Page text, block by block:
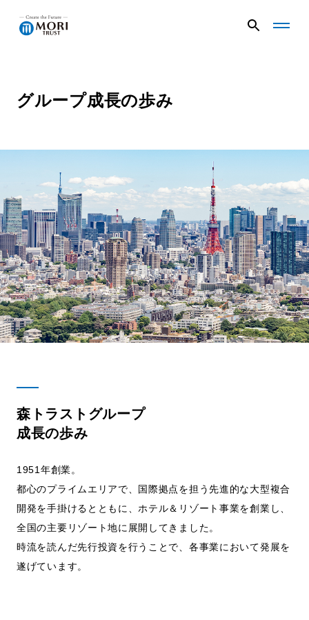
G
v
ュ
ー
を
開
く
G
v
ュ
ー
を
閉
じ
る
企業情報
ニュース
事業内容
プロジェクト
サステナビリティ
日本語 English
グループ成長の歩み
森トラストグループ
成長の歩み
1951年創業。
都心のプライムエリアで、国際拠点を担う先進的な大型複合
開発を手掛けるとともに、ホテル＆リゾート事業を創業し、
全国の主要リゾート地に展開してきました。
時流を読んだ先行投資を行うことで、各事業において発展を
遂げています。